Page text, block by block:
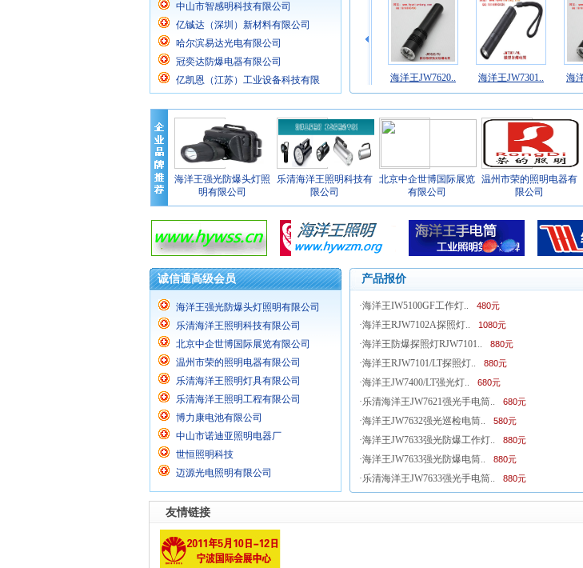
乐清海洋王照明科技有限公司
乐清海洋王照明灯具有限公司
乐清海洋王照明工程有限公司
海洋王JW7301.. 海洋王JW7620.. 海洋王JW7620.. 海洋王JW7301.. 海
海洋王强光防爆头灯照
明有限公司
乐清海洋王照明科技有
限公司
北京中企世博国际展览
有限公司
温州市荣的照明电器有
限公司
诚信通高级会员
海洋王强光防爆头灯照明有限公司
乐清海洋王照明科技有限公司
北京中企世博国际展览有限公司
温州市荣的照明电器有限公司
乐清海洋王照明灯具有限公司
乐清海洋王照明工程有限公司
博力康电池有限公司
中山市诺迪亚照明电器厂
世恒照明科技
迈源光电照明有限公司
产品报价
·海洋王IW5100GF工作灯.. 480元
·海洋王RJW7102A探照灯.. 1080元
·海洋王防爆探照灯RJW7101.. 880元
·海洋王RJW7101/LT探照灯.. 880元
·海洋王JW7400/LT强光灯.. 680元
·乐清海洋王JW7621强光手电筒.. 680元
·海洋王JW7632强光巡检电筒.. 580元
·海洋王JW7633强光防爆工作灯.. 880元
·海洋王JW7633强光防爆电筒.. 880元
·乐清海洋王JW7633强光手电筒.. 880元
友情链接